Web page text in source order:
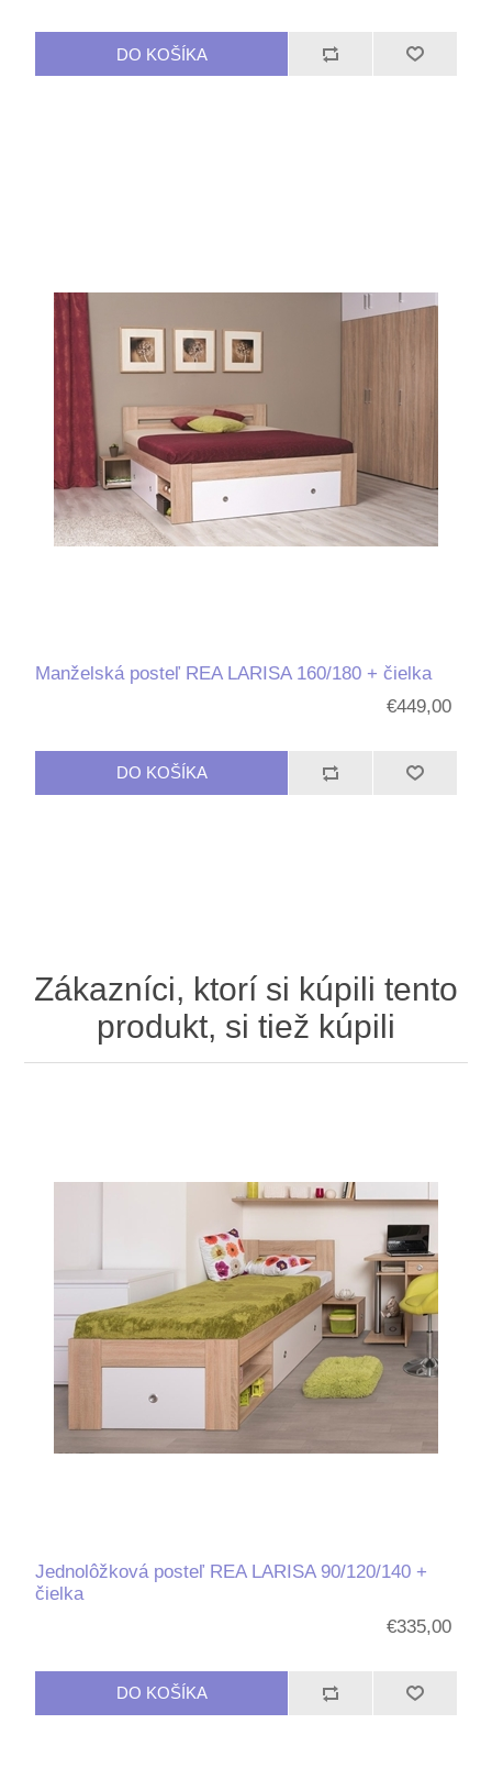
Manželská posteľ REA LARISA 160/180 + čielka
€449,00
Zákazníci, ktorí si kúpili tento
produkt, si tiež kúpili
Jednolôžková posteľ REA LARISA 90/120/140 +
čielka
€335,00